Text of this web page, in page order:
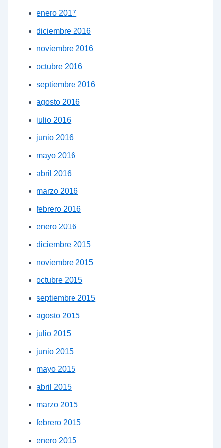
enero 2017
diciembre 2016
noviembre 2016
octubre 2016
septiembre 2016
agosto 2016
julio 2016
junio 2016
mayo 2016
abril 2016
marzo 2016
febrero 2016
enero 2016
diciembre 2015
noviembre 2015
octubre 2015
septiembre 2015
agosto 2015
julio 2015
junio 2015
mayo 2015
abril 2015
marzo 2015
febrero 2015
enero 2015